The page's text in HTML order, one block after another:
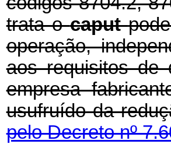
trata ocaput
operação,
aos requisitos
empresa
usufruído da
pelo Decreto nº